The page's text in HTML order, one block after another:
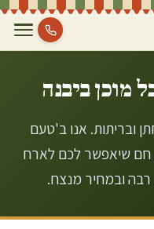
מוכן ביבנה
ובריתות. אנו ב'טעם
חם שיאפשר לכם לארח
ובמחיר מנצח.